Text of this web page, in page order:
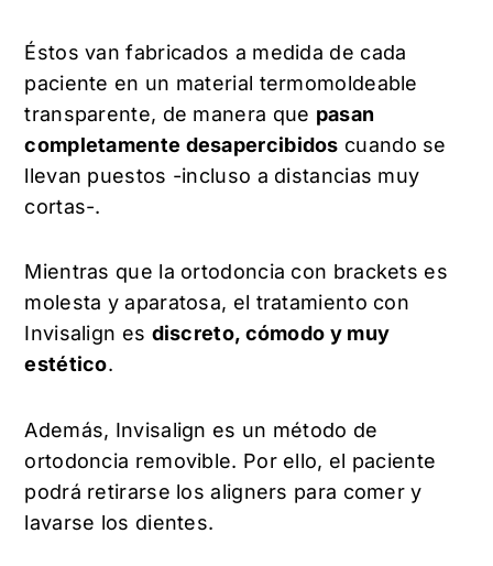
Éstos van fabricados a medida de cada
paciente en un material termomoldeable
transparente, de manera que pasan
completamente desapercibidos cuando se
llevan puestos -incluso a distancias muy
cortas-.
Mientras que la ortodoncia con brackets es
molesta y aparatosa, el tratamiento con
Invisalign es discreto, cómodo y muy
estético.
Además, Invisalign es un método de
ortodoncia removible. Por ello, el paciente
podrá retirarse los aligners para comer y
lavarse los dientes.